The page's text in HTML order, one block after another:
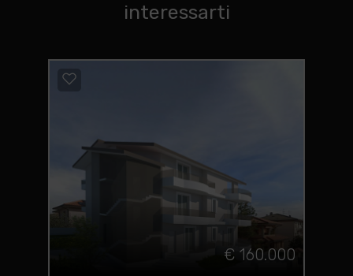
interessarti
€ 160.000